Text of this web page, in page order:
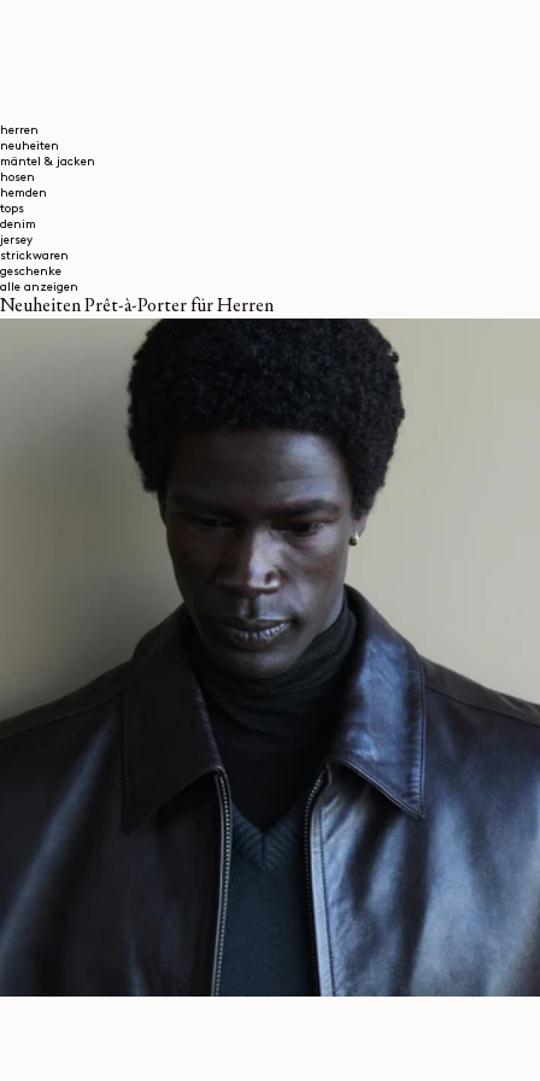
herren
neuheiten
mäntel & jacken
hosen
hemden
tops
denim
jersey
strickwaren
geschenke
alle anzeigen
Neuheiten Prêt-à-Porter für Herren